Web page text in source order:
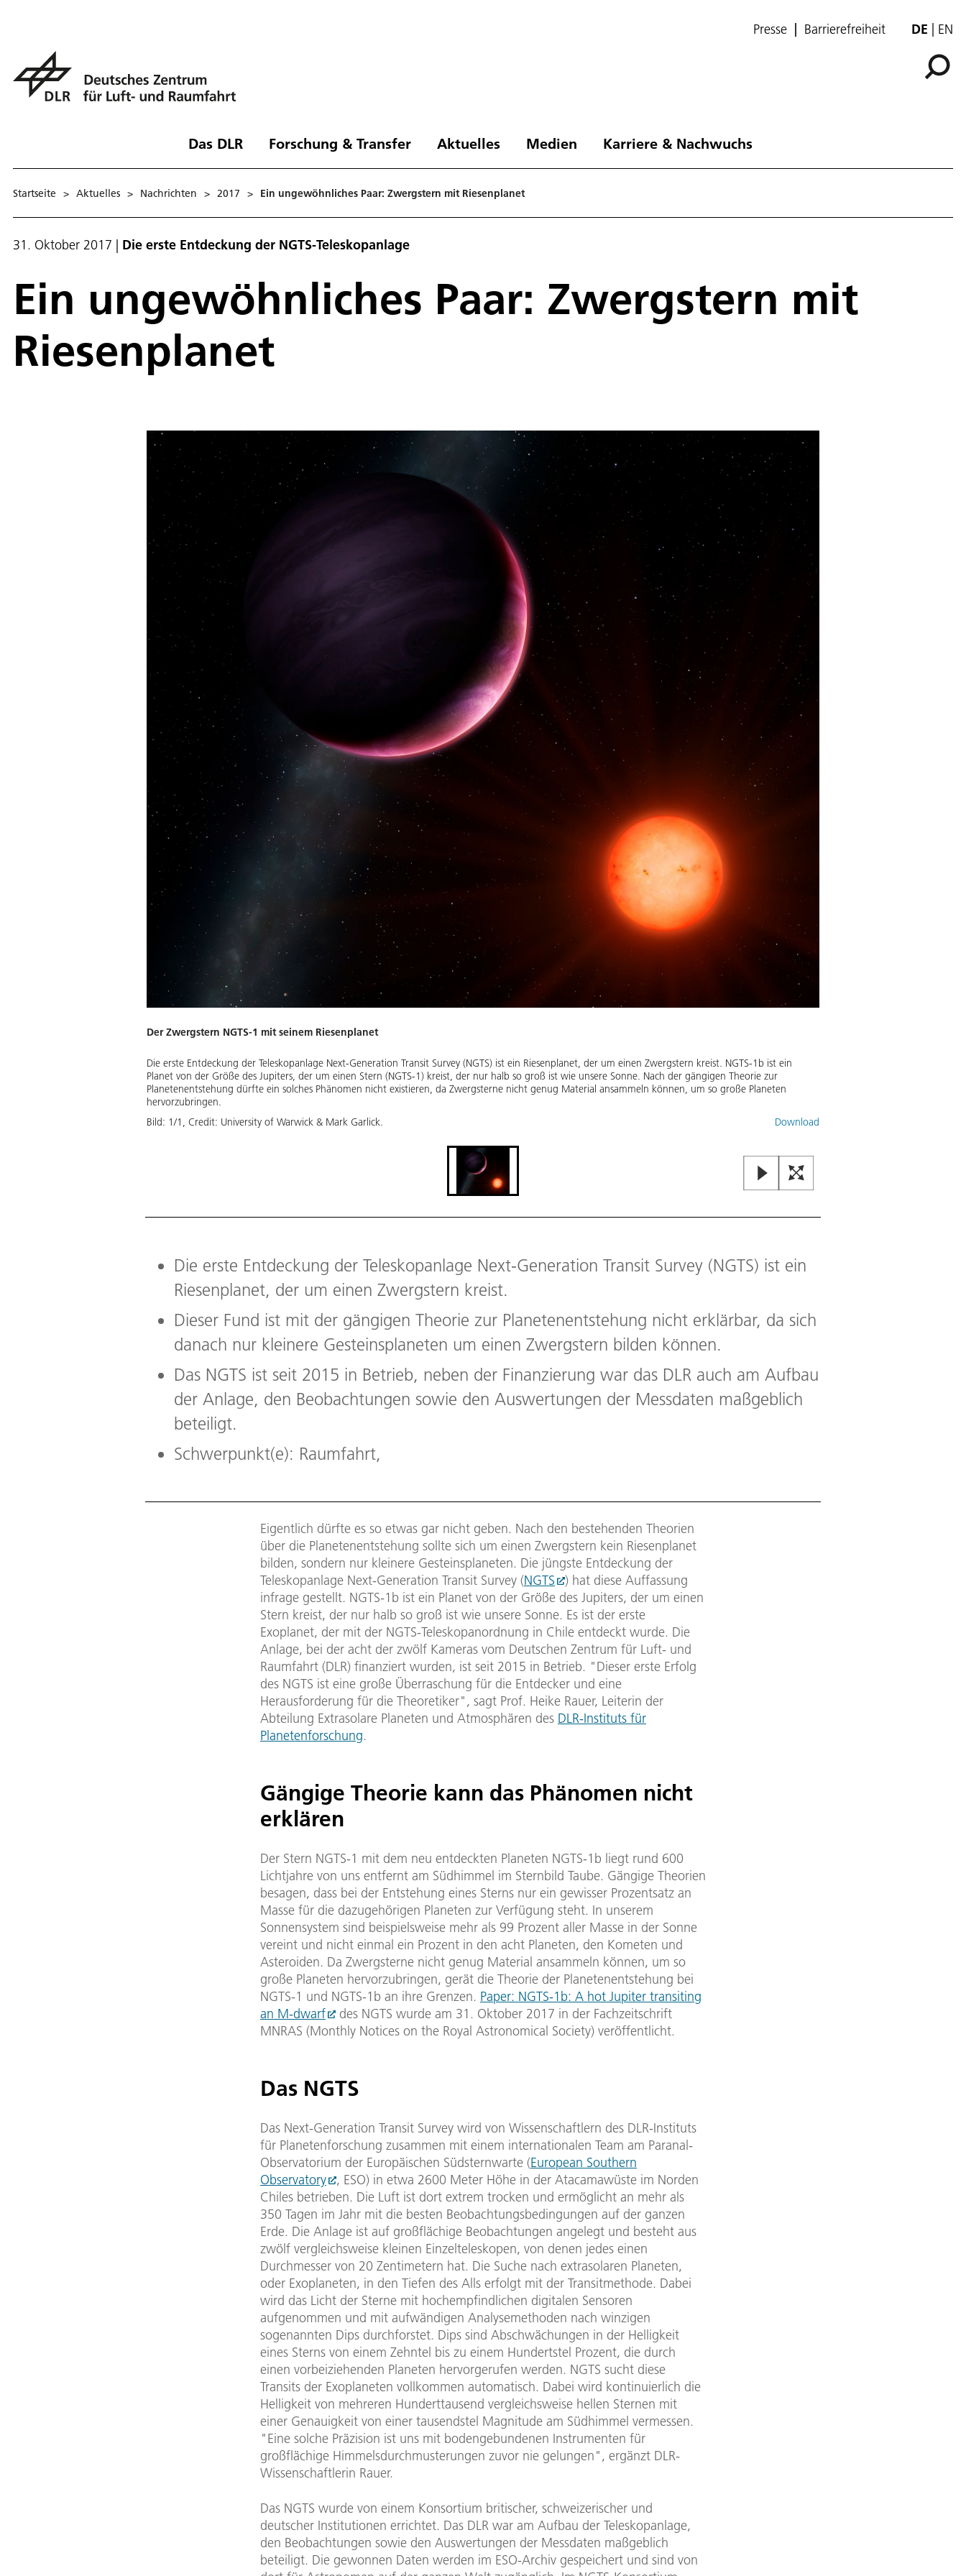
Presse Barrierefreiheit DE EN
Das DLR Forschung & Transfer Aktuelles Medien Karriere & Nachwuchs
Startseite > Aktuelles > Nachrichten > 2017 > Ein ungewöhnliches Paar: Zwergstern mit Riesenplanet
31. Oktober 2017 | Die erste Entdeckung der NGTS-Teleskopanlage
Ein ungewöhnliches Paar: Zwergstern mit
Riesenplanet
Der Zwergstern NGTS-1 mit seinem Riesenplanet
Die erste Entdeckung der Teleskopanlage Next-Generation Transit Survey (NGTS) ist ein Riesenplanet, der um einen Zwergstern kreist. NGTS-1b ist ein
Planet von der Größe des Jupiters, der um einen Stern (NGTS-1) kreist, der nur halb so groß ist wie unsere Sonne. Nach der gängigen Theorie zur
Planetenentstehung dürfte ein solches Phänomen nicht existieren, da Zwergsterne nicht genug Material ansammeln können, um so große Planeten
hervorzubringen.
Bild: 1/1 , Credit: University of Warwick & Mark Garlick. Download
Die erste Entdeckung der Teleskopanlage Next-Generation Transit Survey (NGTS) ist ein
Riesenplanet, der um einen Zwergstern kreist.
Dieser Fund ist mit der gängigen Theorie zur Planetenentstehung nicht erklärbar, da sich
danach nur kleinere Gesteinsplaneten um einen Zwergstern bilden können.
Das NGTS ist seit 2015 in Betrieb, neben der Finanzierung war das DLR auch am Aufbau
der Anlage, den Beobachtungen sowie den Auswertungen der Messdaten maßgeblich
beteiligt.
Schwerpunkt(e): Raumfahrt,
Eigentlich dürfte es so etwas gar nicht geben. Nach den bestehenden Theorien
über die Planetenentstehung sollte sich um einen Zwergstern kein Riesenplanet
bilden, sondern nur kleinere Gesteinsplaneten. Die jüngste Entdeckung der
Teleskopanlage Next-Generation Transit Survey (NGTS
) hat diese Auffassung
infrage gestellt. NGTS-1b ist ein Planet von der Größe des Jupiters, der um einen
Stern kreist, der nur halb so groß ist wie unsere Sonne. Es ist der erste
Exoplanet, der mit der NGTS-Teleskopanordnung in Chile entdeckt wurde. Die
Anlage, bei der acht der zwölf Kameras vom Deutschen Zentrum für Luft- und
Raumfahrt (DLR) finanziert wurden, ist seit 2015 in Betrieb. "Dieser erste Erfolg
des NGTS ist eine große Überraschung für die Entdecker und eine
Herausforderung für die Theoretiker", sagt Prof. Heike Rauer, Leiterin der
Abteilung Extrasolare Planeten und Atmosphären des DLR-Instituts für
Planetenforschung.
Gängige Theorie kann das Phänomen nicht
erklären
Der Stern NGTS-1 mit dem neu entdeckten Planeten NGTS-1b liegt rund 600
Lichtjahre von uns entfernt am Südhimmel im Sternbild Taube. Gängige Theorien
besagen, dass bei der Entstehung eines Sterns nur ein gewisser Prozentsatz an
Masse für die dazugehörigen Planeten zur Verfügung steht. In unserem
Sonnensystem sind beispielsweise mehr als 99 Prozent aller Masse in der Sonne
vereint und nicht einmal ein Prozent in den acht Planeten, den Kometen und
Asteroiden. Da Zwergsterne nicht genug Material ansammeln können, um so
große Planeten hervorzubringen, gerät die Theorie der Planetenentstehung bei
NGTS-1 und NGTS-1b an ihre Grenzen. Paper: NGTS-1b: A hot Jupiter transiting
an M-dwarf
des NGTS wurde am 31. Oktober 2017 in der Fachzeitschrift
MNRAS (Monthly Notices on the Royal Astronomical Society) veröffentlicht.
Das NGTS
Das Next-Generation Transit Survey wird von Wissenschaftlern des DLR-Instituts
für Planetenforschung zusammen mit einem internationalen Team am Paranal-
Observatorium der Europäischen Südsternwarte (European Southern
Observatory
, ESO) in etwa 2600 Meter Höhe in der Atacamawüste im Norden
Chiles betrieben. Die Luft ist dort extrem trocken und ermöglicht an mehr als
350 Tagen im Jahr mit die besten Beobachtungsbedingungen auf der ganzen
Erde. Die Anlage ist auf großflächige Beobachtungen angelegt und besteht aus
zwölf vergleichsweise kleinen Einzelteleskopen, von denen jedes einen
Durchmesser von 20 Zentimetern hat. Die Suche nach extrasolaren Planeten,
oder Exoplaneten, in den Tiefen des Alls erfolgt mit der Transitmethode. Dabei
wird das Licht der Sterne mit hochempfindlichen digitalen Sensoren
aufgenommen und mit aufwändigen Analysemethoden nach winzigen
sogenannten Dips durchforstet. Dips sind Abschwächungen in der Helligkeit
eines Sterns von einem Zehntel bis zu einem Hundertstel Prozent, die durch
einen vorbeiziehenden Planeten hervorgerufen werden. NGTS sucht diese
Transits der Exoplaneten vollkommen automatisch. Dabei wird kontinuierlich die
Helligkeit von mehreren Hunderttausend vergleichsweise hellen Sternen mit
einer Genauigkeit von einer tausendstel Magnitude am Südhimmel vermessen.
"Eine solche Präzision ist uns mit bodengebundenen Instrumenten für
großflächige Himmelsdurchmusterungen zuvor nie gelungen", ergänzt DLR-
Wissenschaftlerin Rauer.
Das NGTS wurde von einem Konsortium britischer, schweizerischer und
deutscher Institutionen errichtet. Das DLR war am Aufbau der Teleskopanlage,
den Beobachtungen sowie den Auswertungen der Messdaten maßgeblich
beteiligt. Die gewonnen Daten werden im ESO-Archiv gespeichert und sind von